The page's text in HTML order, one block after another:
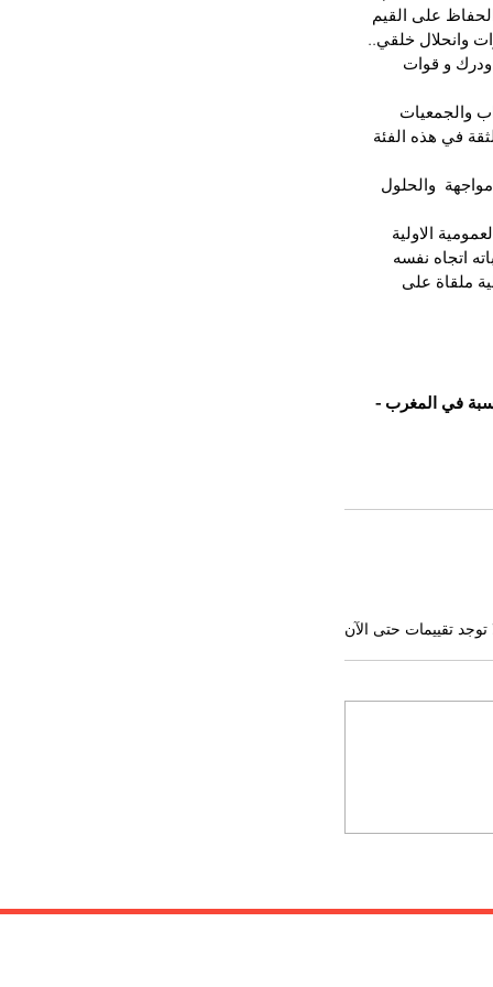
على القيم
وانحلال خلقي..
ودرك و قوات
والجمعيات
في هذه الفئة
والحلول
الاولية
اتجاه نفسه
ملقاة على
في المغرب -
توجد تقييمات حتى الآن